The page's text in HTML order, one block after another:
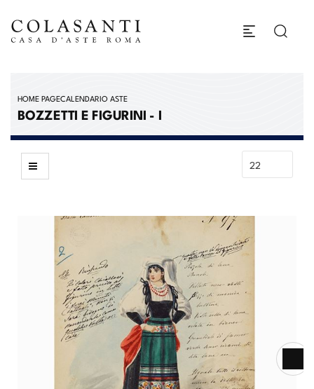
HOME PAGECALENDARIO ASTE
BOZZETTI E FIGURINI - I